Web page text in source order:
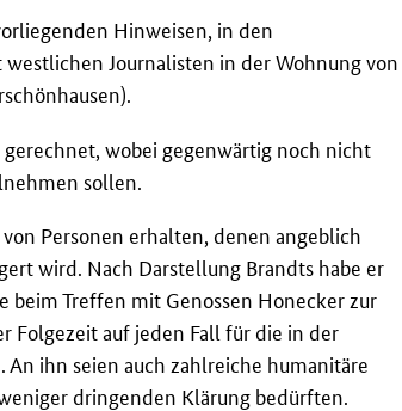
Hinweisen, in den
Journalisten in der Wohnung von
wobei gegenwärtig noch nicht
sollen.
Personen erhalten, denen angeblich
wird. Nach Darstellung Brandts habe er
beim Treffen mit Genossen Honecker zur
Folgezeit auf jeden Fall für die in der
ihn seien auch zahlreiche humanitäre
dringenden Klärung bedürften.